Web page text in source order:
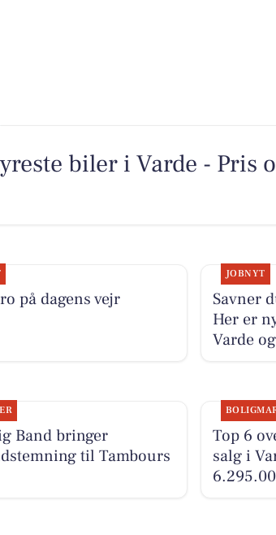
biler i Varde - Pris
på dagens vejr
JOBNYT
Savner
Her er
Varde
Band bringer
til Tambours
Top 6
salg i